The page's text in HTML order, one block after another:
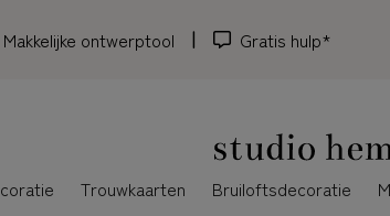
Makkelijke ontwerptool Gratis hulp*
Trouwkaarten Bruiloftsdecoratie